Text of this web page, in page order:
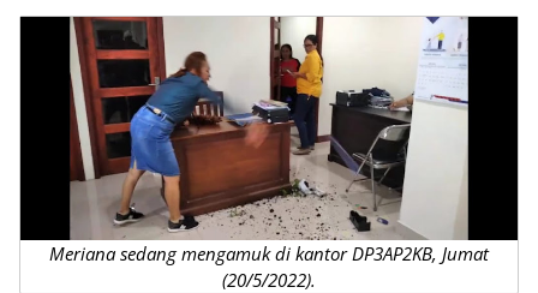
Meriana sedang mengamuk di kantor DP3AP2KB, Jumat
(20/5/2022).